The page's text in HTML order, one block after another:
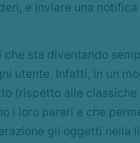
e inviare una
che sta diventando
utente. Infatti, in un
(rispetto alle
i loro pareri e che
gli oggetti nella